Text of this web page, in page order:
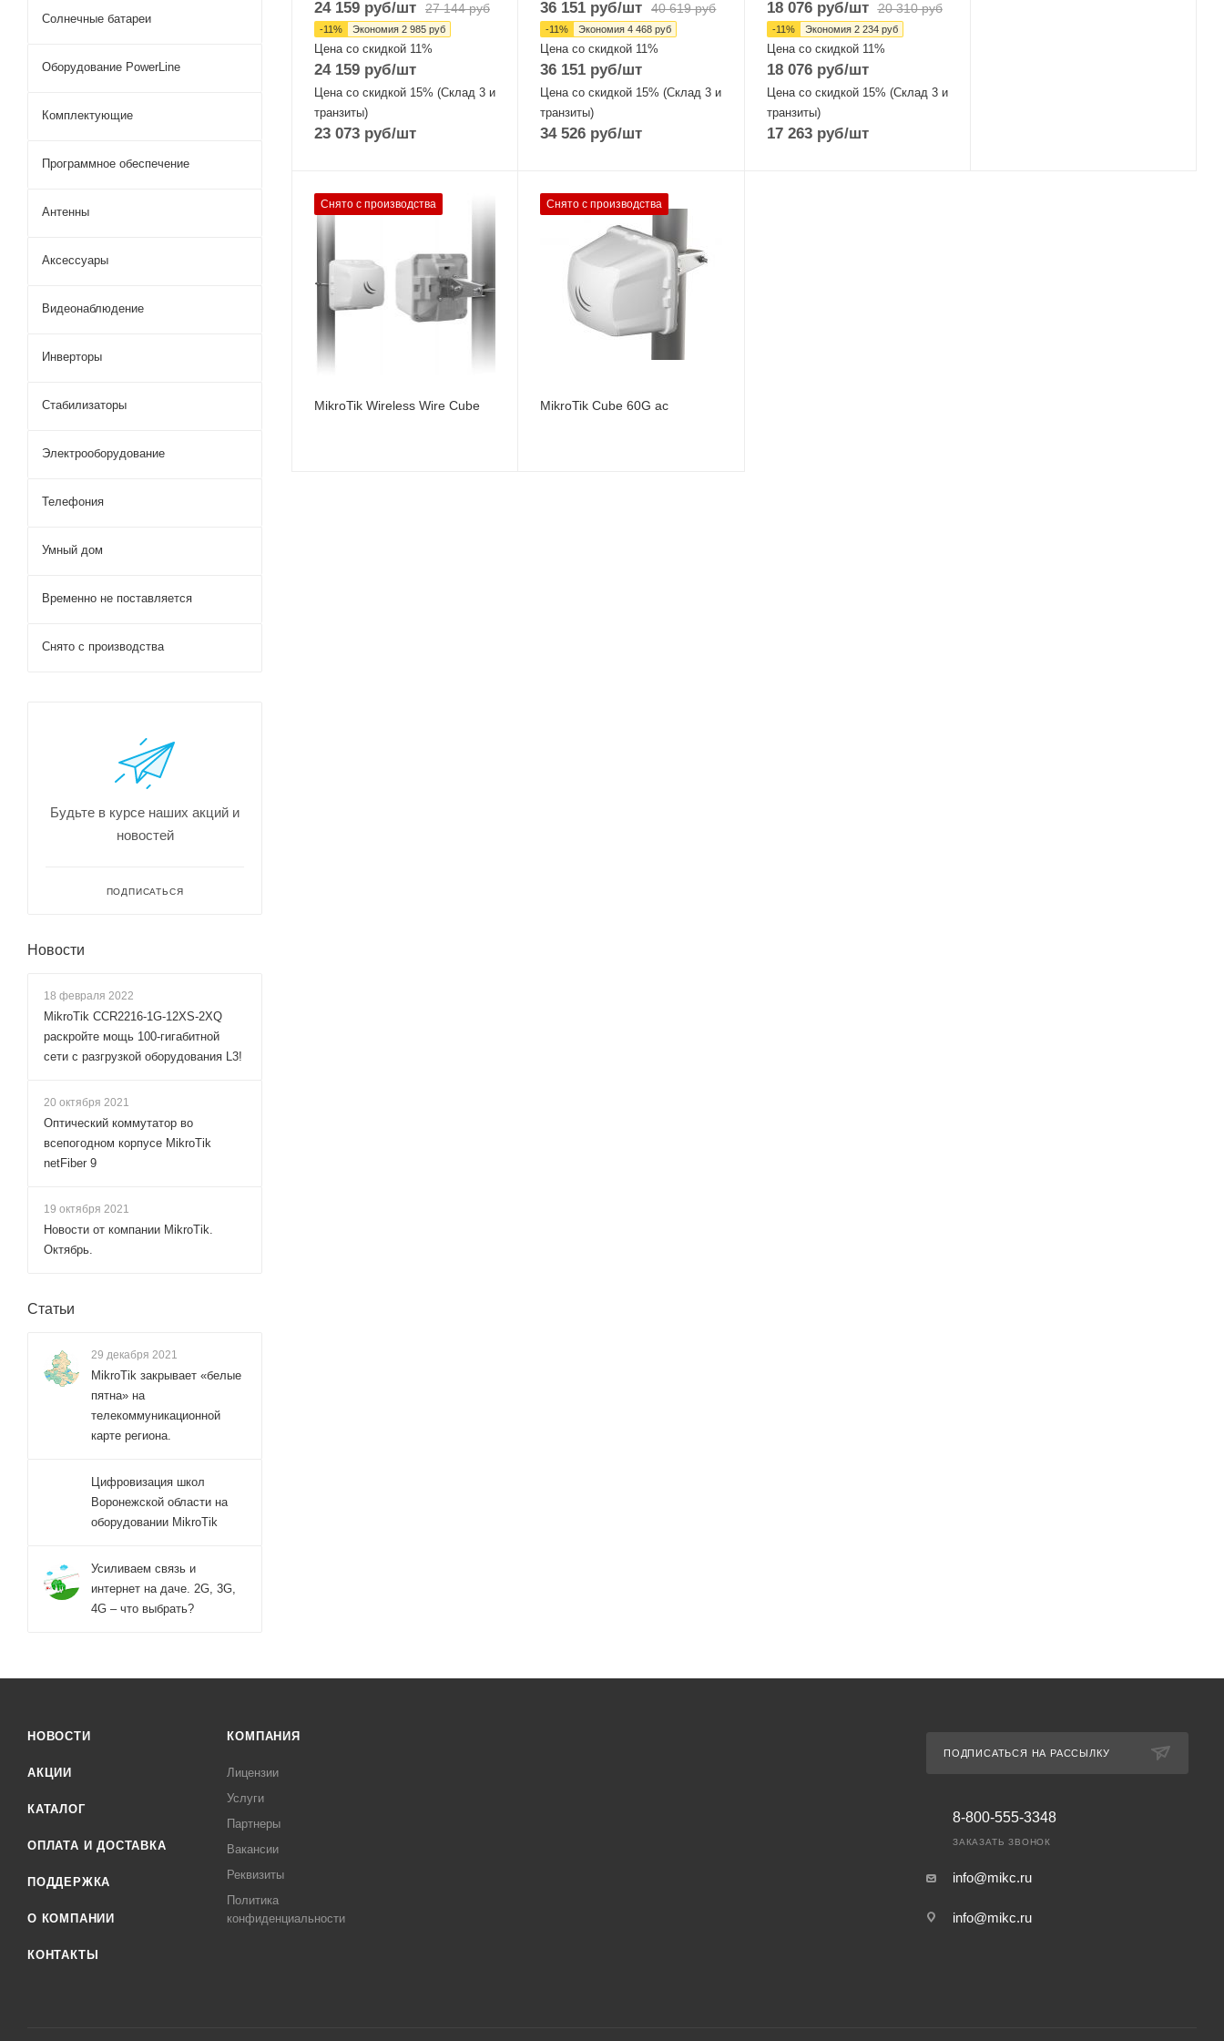
24 159 руб/шт 27 144руб
-11 % Экономия 2 985 руб
Цена со скидкой 11%
24 159 руб/шт
Цена со скидкой 15% (Склад 3 и
транзиты)
23 073 руб/шт
36 151 руб/шт 40 619руб
-11% Экономия4 468 руб
Цена со скидкой 11%
36 151 руб/шт
Цена со скидкой 15% (Склад 3 и
транзиты)
34 526 руб/шт
18 076руб/шт 20 310руб
-11 % Экономия 2 234руб
Цена со скидкой 11%
18 076руб/шт
Цена со скидкой 15% (Склад 3 и
транзиты)
17 263руб/шт
Снято с производства
Проводные,
оптические
интерфейсы
1xGigabit Ethernet
Wi-Fi интерфейсы
Два: 60 ГГц
802.11ad + 5 ГГц
802.11a/n/ac MIMO
1x1
MikroTik Wireless Wire Cube
Снято с производства
Проводные,
оптические
интерфейсы
1xGigabit Ethernet
Wi-Fi интерфейсы
Два: 60 ГГц
802.11ad + 5 ГГц
802.11a/n/ac MIMO
MikroTik Cube 60G ac
Солнечные батареи
Оборудование PowerLine
Комплектующие
Программное обеспечение
Антенны
Аксессуары
Видеонаблюдение
Инверторы
Стабилизаторы
Электрооборудование
Телефония
Умный дом
Временно не поставляется
Снято с производства
Будьте в курсе наших акций и
новостей
ПОДПИСАТЬСЯ
Новости
18 февраля 2022
MikroTik CCR2216-1G-12XS-2XQ
раскройте мощь 100-гигабитной
сети с разгрузкой оборудования L3!
20 октября 2021
Оптический коммутатор во
всепогодном корпусе MikroTik
netFiber 9
19 октября 2021
Новости от компании MikroTik.
Октябрь.
Статьи
29 декабря 2021
MikroTik закрывает «белые
пятна» на
телекоммуникационной
карте региона.
Цифровизация школ
Воронежской области на
оборудовании MikroTik
Усиливаем связь и
интернет на даче. 2G, 3G,
4G – что выбрать?
НОВОСТИ
АКЦИИ
КАТАЛОГ
ОПЛАТА И ДОСТАВКА
ПОДДЕРЖКА
О КОМПАНИИ
КОНТАКТЫ
КОМПАНИЯ
Лицензии
Услуги
Партнеры
Вакансии
Реквизиты
Политика
конфиденциальности
ПОДПИСАТЬСЯ НА РАССЫЛКУ
8-800-555-3348
ЗАКАЗАТЬ ЗВОНОК
info@mikc.ru
info@mikc.ru